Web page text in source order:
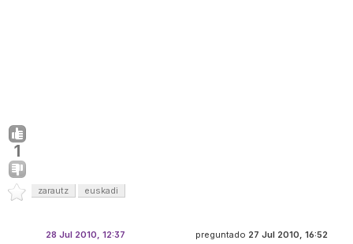
1
zarautz euskadi
preguntado 27 Jul 2010, 16:52
28 Jul 2010, 12:37